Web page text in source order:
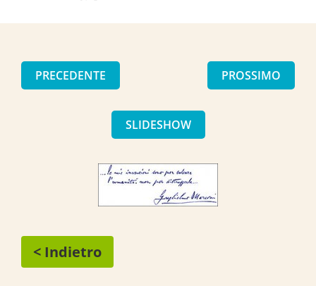
PRECEDENTE PROSSIMO
SLIDESHOW
< Indietro